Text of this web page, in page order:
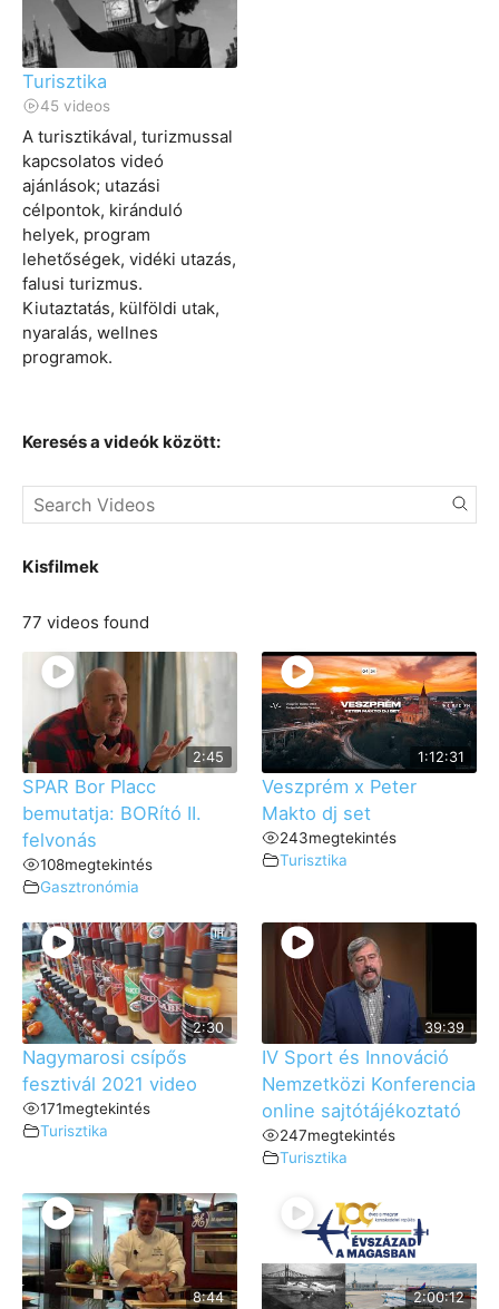
Turisztika
45 videos
A turisztikával, turizmussal
kapcsolatos videó
ajánlások; utazási
célpontok, kiránduló
helyek, program
lehetőségek, vidéki utazás,
falusi turizmus.
Kiutaztatás, külföldi utak,
nyaralás, wellnes
programok.
Keresés a videók között:
Kisfilmek
77 videos found
2:45
SPAR Bor Placc
bemutatja: BORító II.
felvonás
108megtekintés
Gasztronómia
1:12:31
Veszprém x Peter
Makto dj set
243megtekintés
Turisztika
2:30
Nagymarosi csípős
fesztivál 2021 video
171megtekintés
Turisztika
39:39
IV Sport és Innováció
Nemzetközi Konferencia
online sajtótájékoztató
247megtekintés
Turisztika
8:44 2:00:12